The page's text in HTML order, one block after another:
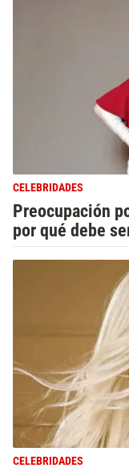
CELEBRIDADES
Preocupación
por qué debe
CELEBRIDADES